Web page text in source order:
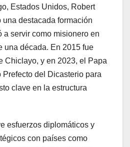
Estados Unidos, Robert
una destacada formación
a servir como misionero en
una década. En 2015 fue
Chiclayo, y en 2023, el Papa
Prefecto del Dicasterio para
clave en la estructura
esfuerzos diplomáticos y
con países como